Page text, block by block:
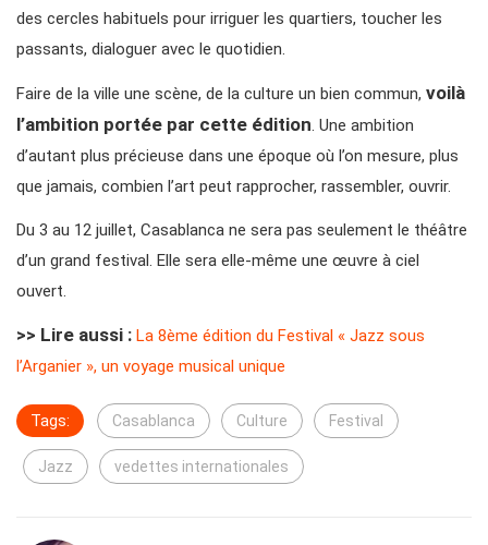
des cercles habituels pour irriguer les quartiers, toucher les
passants, dialoguer avec le quotidien.
Faire de la ville une scène, de la culture un bien commun, voilà
l’ambition portée par cette édition. Une ambition
d’autant plus précieuse dans une époque où l’on mesure, plus
que jamais, combien l’art peut rapprocher, rassembler, ouvrir.
Du 3 au 12 juillet, Casablanca ne sera pas seulement le théâtre
d’un grand festival. Elle sera elle-même une œuvre à ciel
ouvert.
>> Lire aussi : La 8ème édition du Festival « Jazz sous
l’Arganier », un voyage musical unique
Tags: Casablanca Culture Festival
Jazz vedettes internationales